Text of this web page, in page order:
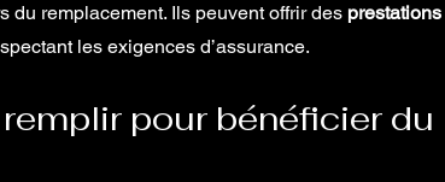
du remplacement. Ils peuvent offrir des prestations
les exigences d’assurance.
pour bénéficier du